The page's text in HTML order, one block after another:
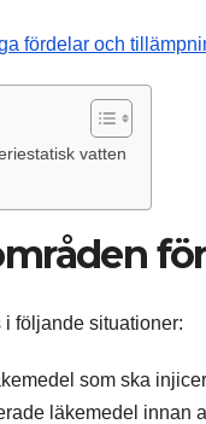
fördelar och
vatten
i följande situationer:
som ska
läkemedel innan